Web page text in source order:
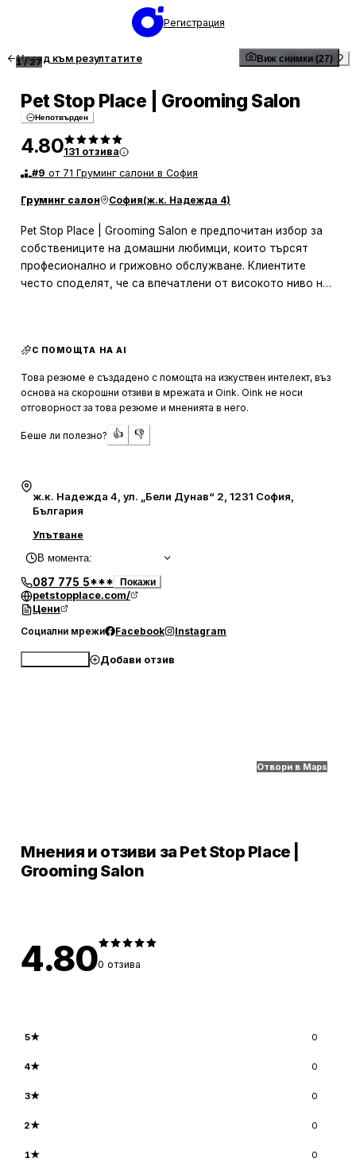
Регистрация
Назад към резултатите
1/27 Виж снимки (27)
Pet Stop Place | Grooming Salon
Непотвърден
4.80131 отзива
#9 от 71 Груминг салони в София
Груминг салон София(ж.к. Надежда 4)
Pet Stop Place | Grooming Salon е предпочитан избор за
собствениците на домашни любимци, които търсят
професионално и грижовно обслужване. Клиентите
често споделят, че са впечатлени от високото ниво на
което прави домашните любимци да изглеждат и да се
Много клиенти отбелязват, че въпреки натоварения
график, екипът на Pet Stop Place успява да намери
удобни часове за посещение. Салонът предлага чиста и
възможност за свободно паркиране, а работното време
е съобразено с нуждите на заетите стопани. Въпреки че
услугите на салона.
С ПОМОЩТА НА AI
Това резюме е създадено с помощта на изкуствен интелект, въз
основа на скорошни отзиви в мрежата и Oink. Oink не носи
отговорност за това резюме и мненията в него.
Беше ли полезно? 👍 👎
ж.к. Надежда 4, ул. „Бели Дунав“ 2, 1231 София,
България
Упътване
В момента:
087 775 5*** Покажи
petstopplace.com/
Цени
Социални мрежи Facebook Instagram
Добави отзив
Отвори в Maps
Мнения и отзиви за Pet Stop Place |
Grooming Salon
4.800 отзива
5★ 0
4★ 0
3★ 0
2★ 0
1★ 0